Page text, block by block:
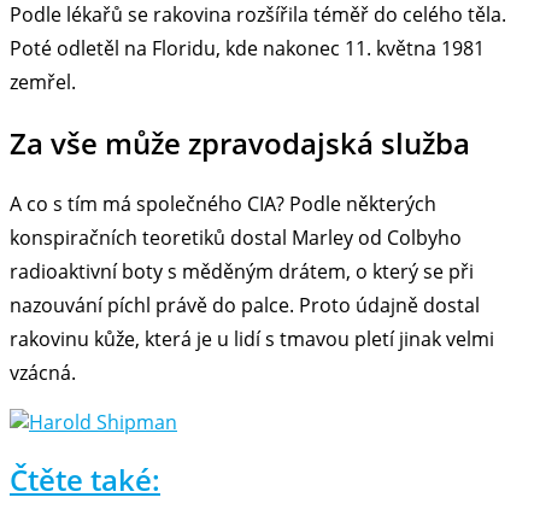
Podle lékařů se rakovina rozšířila téměř do celého těla.
Poté odletěl na Floridu, kde nakonec 11. května 1981
zemřel.
Za vše může zpravodajská služba
A co s tím má společného CIA? Podle některých
konspiračních teoretiků dostal Marley od Colbyho
radioaktivní boty s měděným drátem, o který se při
nazouvání píchl právě do palce. Proto údajně dostal
rakovinu kůže, která je u lidí s tmavou pletí jinak velmi
vzácná.
Čtěte také: